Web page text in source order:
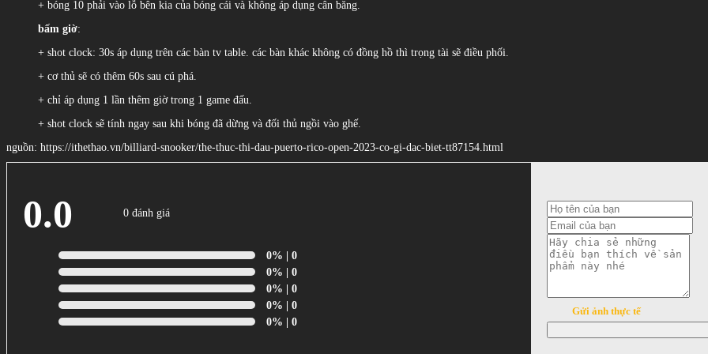
+ bóng 10 phải vào lỗ bên kia của bóng cái và không áp dụng cân băng.
bấm giờ:
+ shot clock: 30s áp dụng trên các bàn tv table. các bàn khác không có đồng hồ thì trọng tài sẽ điều phối.
+ cơ thủ sẽ có thêm 60s sau cú phá.
+ chỉ áp dụng 1 lần thêm giờ trong 1 game đấu.
+ shot clock sẽ tính ngay sau khi bóng đã dừng và đối thủ ngồi vào ghế.
nguồn: https://ithethao.vn/billiard-snooker/the-thuc-thi-dau-puerto-rico-open-2023-co-gi-dac-biet-tt87154.html
0.0 0 đánh giá
0% | 0
0% | 0
0% | 0
0% | 0
0% | 0
Gửi ảnh thực tế